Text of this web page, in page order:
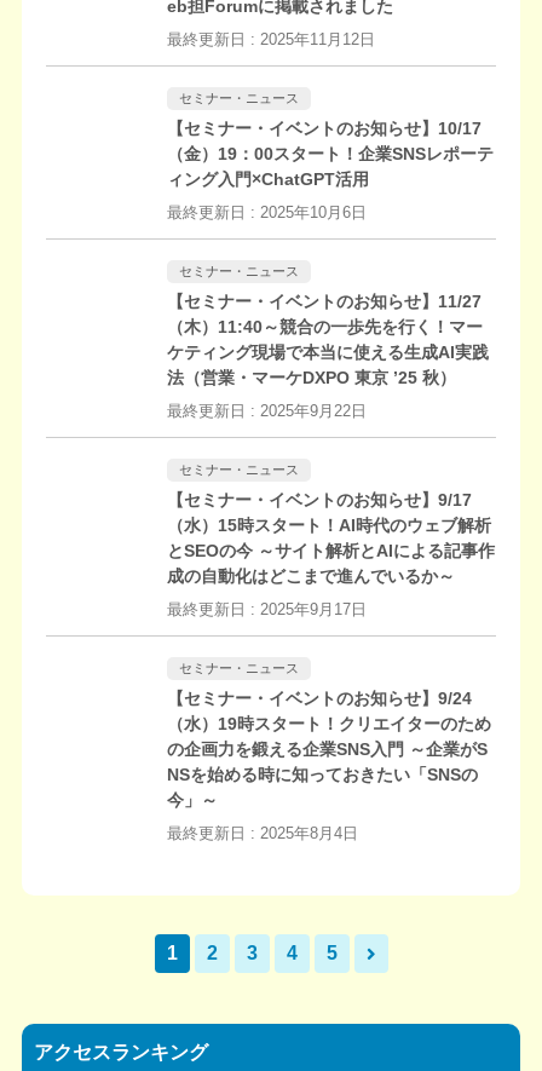
eb担Forumに掲載されました
最終更新日 : 2025年11月12日
セミナー・ニュース
【セミナー・イベントのお知らせ】10/17
（金）19：00スタート！企業SNSレポーテ
ィング入門×ChatGPT活用
最終更新日 : 2025年10月6日
セミナー・ニュース
【セミナー・イベントのお知らせ】11/27
（木）11:40～競合の一歩先を行く！マー
ケティング現場で本当に使える生成AI実践
法（営業・マーケDXPO 東京 ’25 秋）
最終更新日 : 2025年9月22日
セミナー・ニュース
【セミナー・イベントのお知らせ】9/17
（水）15時スタート！AI時代のウェブ解析
とSEOの今 ～サイト解析とAIによる記事作
成の自動化はどこまで進んでいるか～
最終更新日 : 2025年9月17日
セミナー・ニュース
【セミナー・イベントのお知らせ】9/24
（水）19時スタート！クリエイターのため
の企画力を鍛える企業SNS入門 ～企業がS
NSを始める時に知っておきたい「SNSの
今」～
最終更新日 : 2025年8月4日
1 2 3 4 5
アクセスランキング